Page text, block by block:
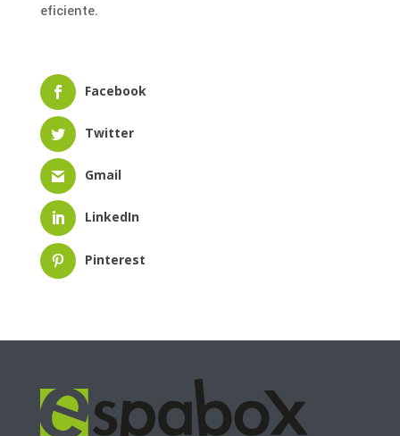
eficiente.
Facebook
Twitter
Gmail
LinkedIn
Pinterest